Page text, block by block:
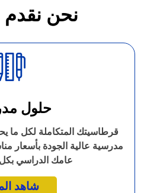
نحن نقدم
حلول
قرطاسيتك المتكاملة لكل ما
مدرسية عالية الجودة بأسعار
عامك الدراسي
شاهد